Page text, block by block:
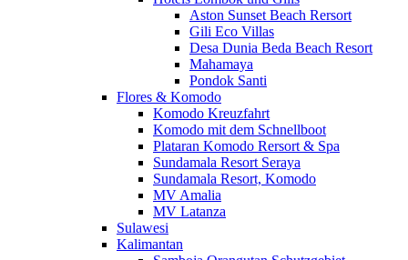
Aston Sunset Beach Rersort
Gili Eco Villas
Desa Dunia Beda Beach Resort
Mahamaya
Pondok Santi
Flores & Komodo
Komodo Kreuzfahrt
Komodo mit dem Schnellboot
Plataran Komodo Rersort & Spa
Sundamala Resort Seraya
Sundamala Resort, Komodo
MV Amalia
MV Latanza
Sulawesi
Kalimantan